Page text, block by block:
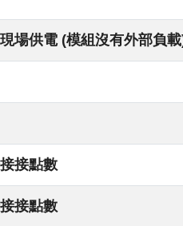
場供電 (模組沒有外部負
接點數
接點數